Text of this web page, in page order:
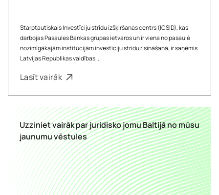
Starptautiskais Investīciju strīdu izšķiršanas centrs (ICSID), kas
darbojas Pasaules Bankas grupas ietvaros un ir viena no pasaulē
nozīmīgākajām institūcijām investīciju strīdu risināšanā, ir saņēmis
Latvijas Republikas valdības ...
Lasīt vairāk
Uzziniet vairāk par juridisko jomu Baltijā no mūsu
jaunumu vēstules